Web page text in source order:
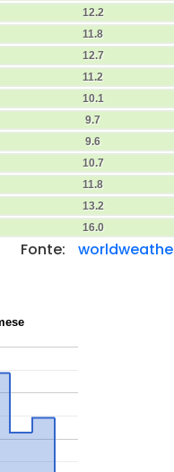
12.2
11.8
12.7
11.2
10.1
9.7
9.6
10.7
11.8
13.2
16.0
Fonte: